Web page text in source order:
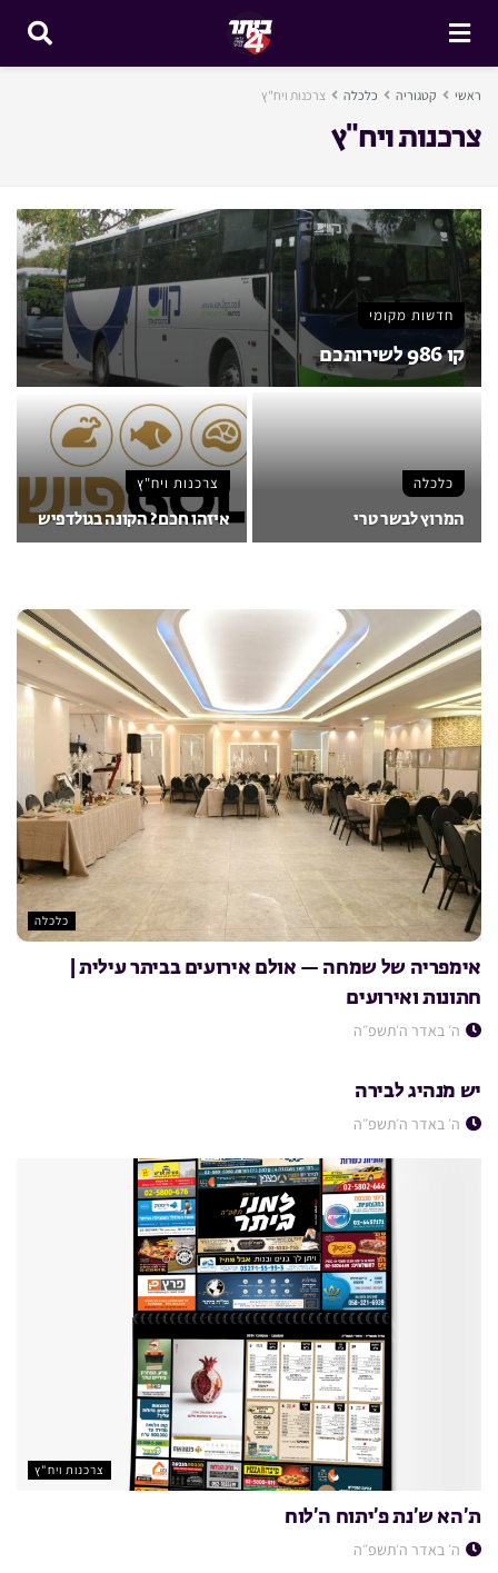
ראשי קטגוריה כלכלה צרכנות ויח"ץ
צרכנות ויח"ץ
חדשות מקומי
קו 986 לשירותכם
כלכלה
המרוץ לבשר טרי
צרכנות ויח"ץ
איזהו חכם? הקונה בגולדפיש
כלכלה
אימפריה של שמחה — אולם אירועים בביתר עילית |
חתונות ואירועים
ה׳ באדר ה׳תשפ״ה
יש מנהיג לבירה
ה׳ באדר ה׳תשפ״ה
צרכנות ויח"ץ
ת’הא ש’נת פ’יתוח ה’לוח
ה׳ באדר ה׳תשפ״ה